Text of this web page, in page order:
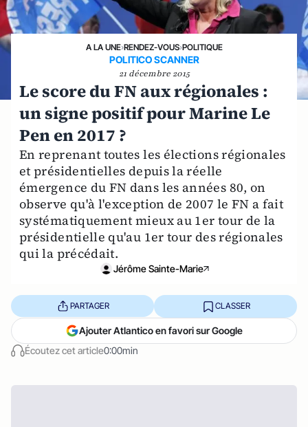
A LA UNE›RENDEZ-VOUS›POLITIQUE
POLITICO SCANNER
21 décembre 2015
Le score du FN aux régionales :
un signe positif pour Marine Le
Pen en 2017 ?
En reprenant toutes les élections régionales
et présidentielles depuis la réelle
émergence du FN dans les années 80, on
observe qu'à l'exception de 2007 le FN a fait
systématiquement mieux au 1er tour de la
présidentielle qu'au 1er tour des régionales
qui la précédait.
Jérôme Sainte-Marie
Écoutez cet article0:00min
PARTAGER CLASSER
Ajouter Atlantico en favori sur Google